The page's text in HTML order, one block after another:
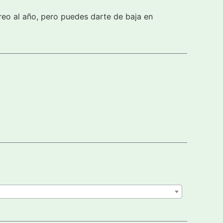
al año, pero puedes darte de baja en